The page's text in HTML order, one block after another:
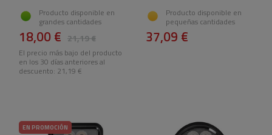
Producto disponible en
grandes cantidades
21,19 €
18,00 €
El precio más bajo del producto
en los 30 días anteriores al
descuento: 21,19 €
Producto disponible en
pequeñas cantidades
37,09 €
EN PROMOCIÓN